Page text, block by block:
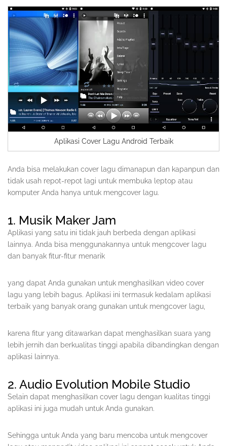
Aplikasi Cover Lagu Android Terbaik
Anda bisa melakukan cover lagu dimanapun dan kapanpun dan
tidak usah repot-repot lagi untuk membuka leptop atau
komputer Anda hanya untuk mengcover lagu.
1. Musik Maker Jam
Aplikasi yang satu ini tidak jauh berbeda dengan aplikasi
lainnya. Anda bisa menggunakannya untuk mengcover lagu
dan banyak fitur-fitur menarik
yang dapat Anda gunakan untuk menghasilkan video cover
lagu yang lebih bagus. Aplikasi ini termasuk kedalam aplikasi
terbaik yang banyak orang gunakan untuk mengcover lagu,
karena fitur yang ditawarkan dapat menghasilkan suara yang
lebih jernih dan berkualitas tinggi apabila dibandingkan dengan
aplikasi lainnya.
2. Audio Evolution Mobile Studio
Selain dapat menghasilkan cover lagu dengan kualitas tinggi
aplikasi ini juga mudah untuk Anda gunakan.
Sehingga untuk Anda yang baru mencoba untuk mengcover